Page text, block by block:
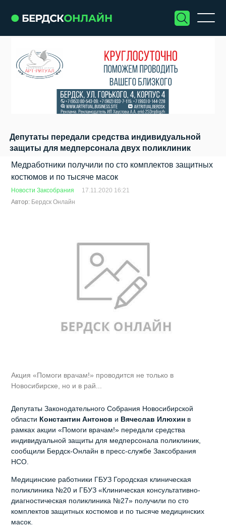
Депутаты передали средства индивидуальной
защиты для медперсонала двух поликлиник
Медработники получили по сто комплектов защитных
костюмов и по тысяче масок
Новости Заксобрания
17.11.2020 16:21
Автор: Бердск Онлайн
Акция «Помоги врачам!» проводится не только в
Новосибирске, но и в рай...
Депутаты Законодательного Собрания Новосибирской
области Константин Антонов и Вячеслав Илюхин в
рамках акции «Помоги врачам!» передали средства
индивидуальной защиты для медперсонала поликлиник,
сообщили Бердск-Онлайн в пресс-службе Заксобрания
НСО.
Медицинские работники ГБУЗ Городская клиническая
поликлиника №20 и ГБУЗ «Клиническая консультативно-
диагностическая поликлиника №27» получили по сто
комплектов защитных костюмов и по тысяче медицинских
масок.